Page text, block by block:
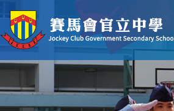
移至主內容